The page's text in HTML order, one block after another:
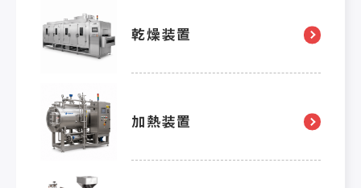
乾燥装置
加熱装置